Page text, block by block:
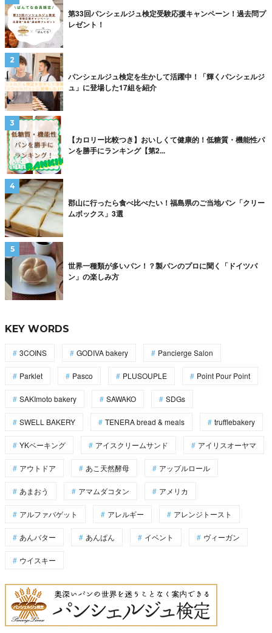
第33回パンシェルジュ検定受験応援キャンペーン！過去問プ
レゼント！
パンシェルジュ検定を生かして活躍中！「輝くパンシェルジ
ュ」に登場した17組を紹介
【カロリー比較つき】おいしくて健康的！低糖質・機能性パ
ンを勝手にランキング【第2...
郡山に行ったら食べ比べたい！福島県のご当地パン「クリー
ムボックス」3選
世界一種類が多いパン！？製パンのプロに聞く「ドイツパ
ン」の楽しみ方
KEY WORDS
3COINS GODIVA bakery Pancierge Salon
Parklet Pasco PLUSOUPLE Point Pour Point
SAKImoto bakery SAWAKO SDGs
SWELL BAKERY TENERA bread & meals trufflebakery
YKベーキング アイスクリームサンド アイリスオーヤマ
アウトドア あこ天然酵母 アップルロール
あまおう アマムダコタン アメリカ
アルファバゲット アレルギー アレンジトースト
あんバター あんぱん イベント ヴィーガン
ウイスキー